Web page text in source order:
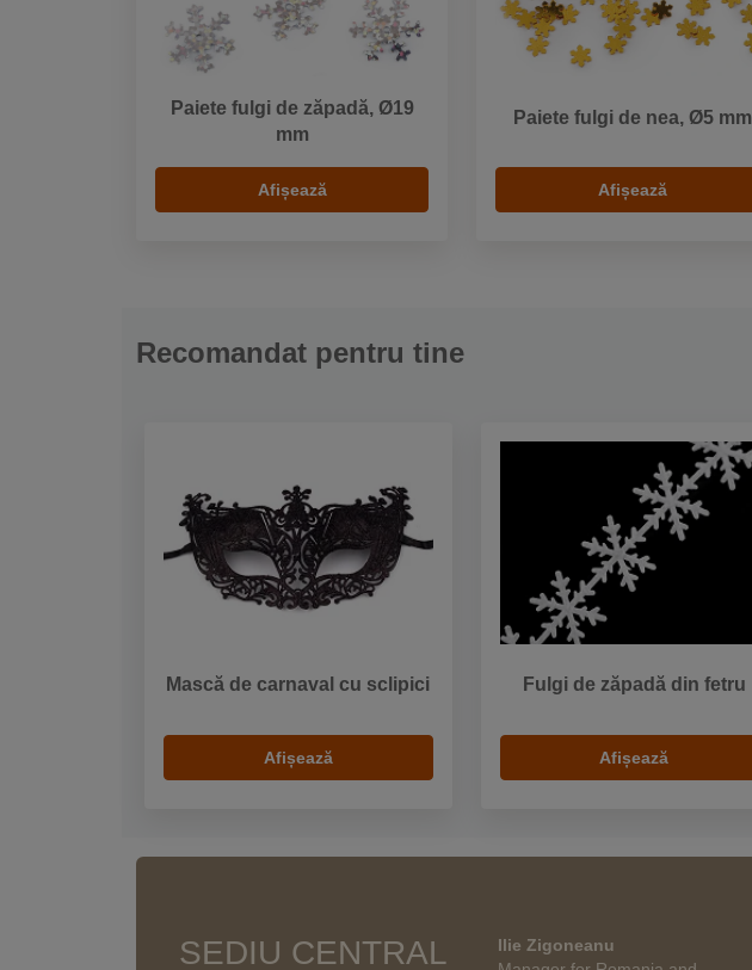
Paiete fulgi de zăpadă, Ø19
mm
Afișează
Paiete fulgi de nea, Ø5 mm
Afișează
Recomandat pentru tine
Mască de carnaval cu sclipici
Afișează
Fulgi de zăpadă din fetru
Afișează
SEDIU CENTRAL
Ilie Zigoneanu